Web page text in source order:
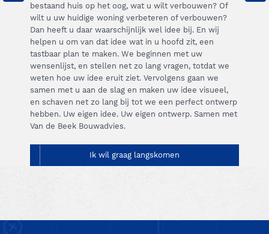
bestaand huis op het oog, wat u wilt verbouwen? Of
wilt u uw huidige woning verbeteren of verbouwen?
Dan heeft u daar waarschijnlijk wel idee bij. En wij
helpen u om van dat idee wat in u hoofd zit, een
tastbaar plan te maken. We beginnen met uw
wensenlijst, en stellen net zo lang vragen, totdat we
weten hoe uw idee eruit ziet. Vervolgens gaan we
samen met u aan de slag en maken uw idee visueel,
en schaven net zo lang bij tot we een perfect ontwerp
hebben. Uw eigen idee. Uw eigen ontwerp. Samen met
Van de Beek Bouwadvies.
Ik wil graag langskomen